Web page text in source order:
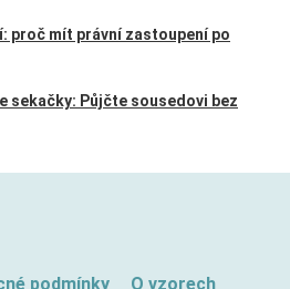
proč mít právní zastoupení po
sekačky: Půjčte sousedovi bez
podmínky O vzorech